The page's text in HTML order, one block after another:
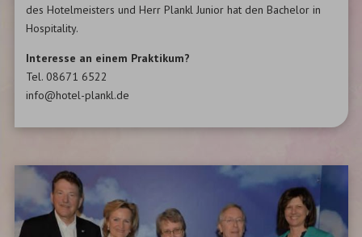
des Hotelmeisters und Herr Plankl Junior hat den Bachelor in
Hospitality.
Interesse an einem Praktikum?
Tel. 08671 6522
info@hotel-plankl.de